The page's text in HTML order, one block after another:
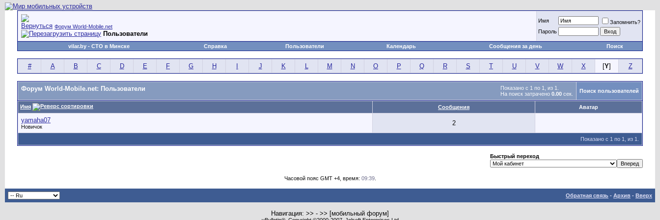
Форум World-Mobile.net
Пользователи
Имя
Запомнить?
Пароль
vilar.by - СТО в Минске Справка Пользователи Календарь Сообщения за день Поиск
# A B C D E F G H J K L M N O P Q R S T U V W X [Y] Z
Показано с 1 по 1, из 1.
На поиск затрачено 0.00 сек.
Форум World-Mobile.net: Пользователи Поиск пользователей
Имя Сообщения Аватар
yamaha07
Новичок 2
Показано с 1 по 1, из 1.
Быстрый переход
Часовой пояс GMT +4, время: 09:39.
Обратная связь - Архив - Вверх
Навигация: >> - >> [мобильный форум]